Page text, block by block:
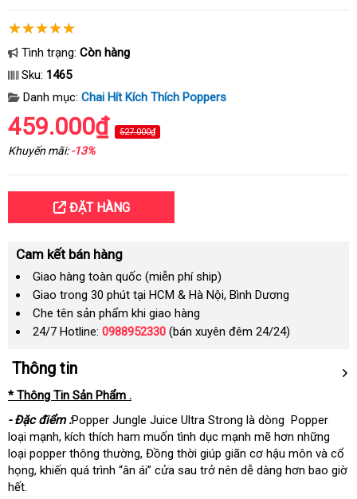
Tình trạng: Còn hàng
Sku: 1465
Danh mục: Chai Hít Kích Thích Poppers
459.000₫ 527.000₫
Khuyến mãi:-13%
ĐẶT HÀNG
Cam kết bán hàng
Giao hàng toàn quốc (miễn phí ship)
Giao trong 30 phút tại HCM & Hà Nội, Bình Dương
Che tên sản phẩm khi giao hàng
24/7 Hotline: 0988952330 (bán xuyên đêm 24/24)
Thông tin
* Thông Tin Sản Phẩm .
- Đặc điểm :Popper Jungle Juice Ultra Strong là dòng Popper
loại mạnh, kích thích ham muốn tình dục mạnh mẽ hơn những
loại popper thông thường, Đồng thời giúp giãn cơ hậu môn và cổ
họng, khiến quá trình “ân ái” cửa sau trở nên dễ dàng hơn bao giờ
hết.